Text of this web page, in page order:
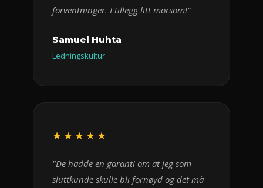
forventninger. I tillegg litt morsom!"
Samuel Huhta
Ledningskultur
★★★★★
"De hadde en garanti om at jeg som
sluttkunde skulle bli fornøyd og det må